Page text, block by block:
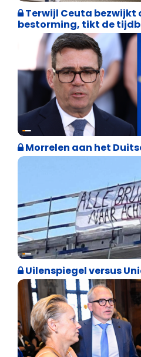
Terwijl Ceuta bezwijkt
bestorming, tikt de
Internationale politiek
Morrelen aan het
Cultuuroorlog
Uilenspiegel versus